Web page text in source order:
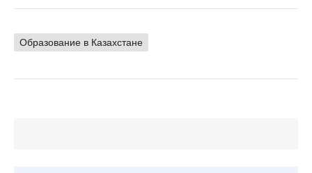
Образование в Казахстане